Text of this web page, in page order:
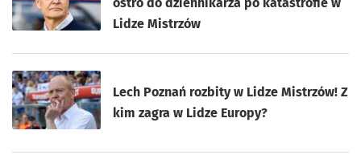
Lidze Mistrzów
Lech Poznań rozbity w Lidze Mistrzów! Z
kim zagra w Lidze Europy?